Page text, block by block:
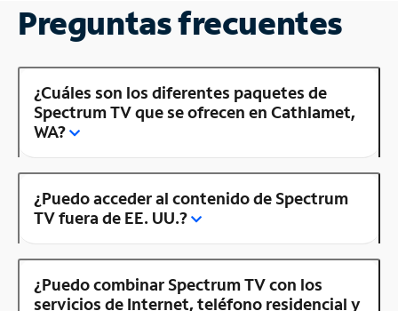
Preguntas frecuentes
¿Cuáles son los diferentes paquetes de
Spectrum TV que se ofrecen en Cathlamet,
WA?
¿Puedo acceder al contenido de Spectrum
TV fuera de EE. UU.?
¿Puedo combinar Spectrum TV con los
servicios de Internet, teléfono residencial y